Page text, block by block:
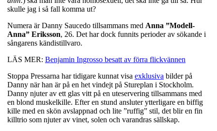
skulle jag i så fall komma ut?
Numera är Danny Saucedo tillsammans med Anna ”Modell-
Anna” Eriksson​, 26. Det har dock funnits perioder av sökande i
sångarens kändistillvaro.
LÄS MER: Benjamin Ingrosso besatt av förra flickvännen
Stoppa Pressarna har tidigare kunnat visa exklusiva bilder på
Danny när han är på en het vindejt på Stureplan i Stockholm.
Danny njuter av ett glas vitt på en uteservering tillsammans med
en blond muskelkille. Efter en stund ansluter ytterligare en biffig
kille med en skön avslappnad och lite ”ruffig” stil, det blir en fin
killtrio som njuter av vinet, solen och varandras sällskap.